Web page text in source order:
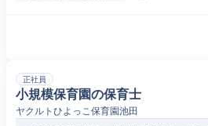
正社員
小規模保育園の保育士
ヤクルトひよっこ保育園池田